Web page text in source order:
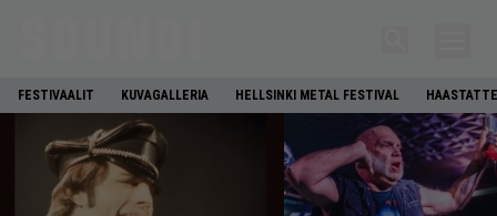
FESTIVAALIT KUVAGALLERIA HELLSINKI METAL FESTIVAL